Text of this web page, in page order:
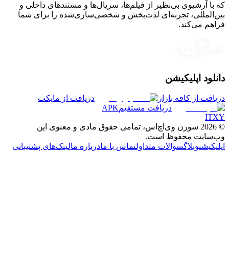
که با آرشیوی بی‌نظیر از فیلم‌ها، سریال‌ها و مستندهای داخلی و
بین‌المللی، تجربه‌ای لذت‌بخش و شخصی‌سازی‌شده را برای شما
فراهم می‌کند.
دانلود اپلیکیشن
دریافت از کافه بازار
دریافت از مایکت
دریافت مستقیمAPK
ITXY
©
2026 سورن وی‌اچ‌اس، تمامی حقوق مادی و معنوی این
وب‌سایت محفوظ است.
اپلیکیشنوبلاگسوالات متداولتماس با مادرباره مالینک‌های پشتیبانی